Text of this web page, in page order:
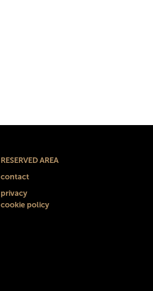
RESERVED AREA
contact
privacy
cookie policy